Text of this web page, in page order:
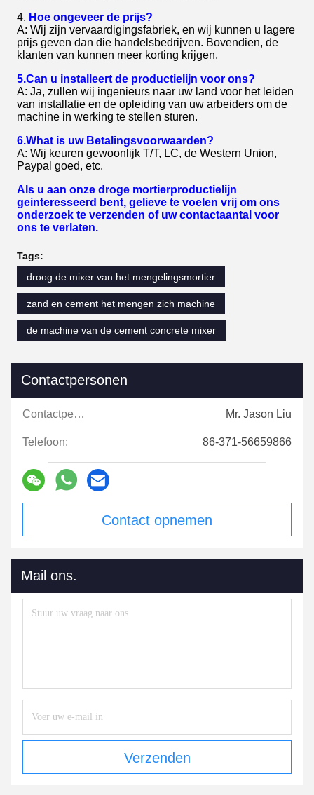
4. Hoe ongeveer de prijs?
A: Wij zijn vervaardigingsfabriek, en wij kunnen u lagere
prijs geven dan die handelsbedrijven. Bovendien, de
klanten van kunnen meer korting krijgen.
5.Can u installeert de productielijn voor ons?
A: Ja, zullen wij ingenieurs naar uw land voor het leiden
van installatie en de opleiding van uw arbeiders om de
machine in werking te stellen sturen.
6.What is uw Betalingsvoorwaarden?
A: Wij keuren gewoonlijk T/T, LC, de Western Union,
Paypal goed, etc.
Als u aan onze droge mortierproductielijn
geinteresseerd bent, gelieve te voelen vrij om ons
onderzoek te verzenden of uw contactaantal voor
ons te verlaten.
Tags:
droog de mixer van het mengelingsmortier
zand en cement het mengen zich machine
de machine van de cement concrete mixer
Contactpersonen
Contactpersonen: Mr. Jason Liu
Telefoon: 86-371-56659866
Contact opnemen
Mail ons.
Verzenden